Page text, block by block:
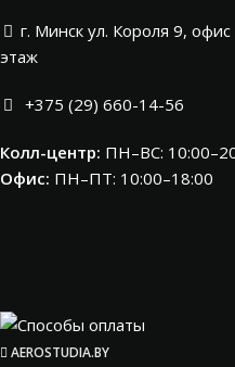
г. Минск ул. Короля 9, офис
этаж
+375 (29) 660-14-56
Колл-центр: ПН–ВС:
Офис: ПН–ПТ: 10:00–18:00
AEROSTUDIA.BY